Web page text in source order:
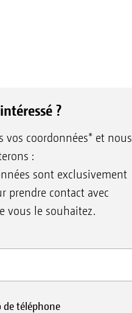
?
vos coordonnées* et nous
:
sont exclusivement
prendre contact avec
vous le souhaitez.
téléphone